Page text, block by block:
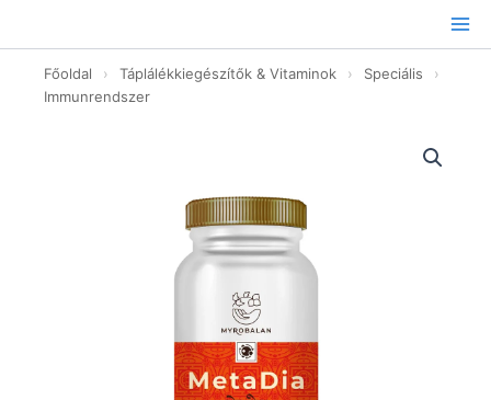
tartalomhoz
Főoldal › Táplálékkiegészítők & Vitaminok › Speciális
›
Immunrendszer